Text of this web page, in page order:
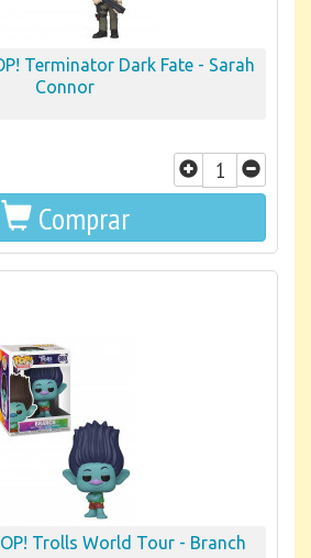
Terminator Dark Fate - Sarah
Connor
Comprar
Trolls World Tour - Branch